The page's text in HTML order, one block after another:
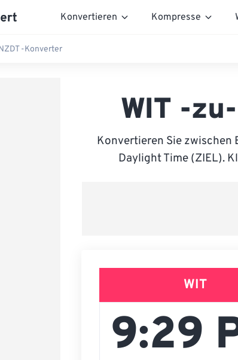
Konvertieren Kompresse
-Konverter
WIT -
Konvertieren Sie zwischen
Daylight Time (ZIEL).
WIT